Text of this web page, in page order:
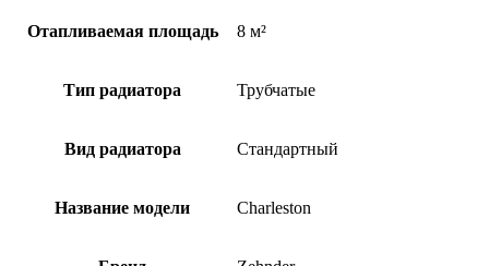
Отапливаемая площадь 8 м²
Тип радиатора Трубчатые
Вид радиатора Стандартный
Название модели Charleston